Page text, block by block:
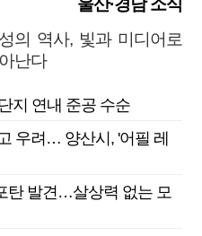
울산·경남 소식
의 역사, 빛과 미디어로
난다
지 연내 준공 수순
우려… 양산시, '어필 레
탄 발견…살상력 없는 모